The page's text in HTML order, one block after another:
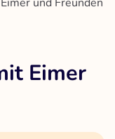
Eimer